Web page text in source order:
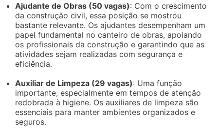
Ajudante de Obras (50 vagas): Com o crescimento
da construção civil, essa posição se mostrou
bastante relevante. Os ajudantes desempenham um
papel fundamental no canteiro de obras, apoiando
os profissionais da construção e garantindo que as
atividades sejam realizadas com segurança e
eficiência.
Auxiliar de Limpeza (29 vagas): Uma função
importante, especialmente em tempos de atenção
redobrada à higiene. Os auxiliares de limpeza são
essenciais para manter ambientes organizados e
seguros.